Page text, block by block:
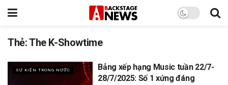
Thẻ:The K-Showtime
SỰ KIỆN TRONG NƯỚC
Bảng xếp hạng Music tuần 22/7-
28/7/2025: Số 1 xứng đáng